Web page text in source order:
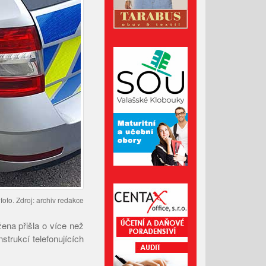
Valašska patří mezi nejlepší
dřevostavby Evropy
ve Valašských Kloboukách je
už hotová
Srpen 2026
Červen 2026
Květen 2026
Duben 2026
Březen 2026
Zdroj: archiv redakce
přišla o více než
telefonujících